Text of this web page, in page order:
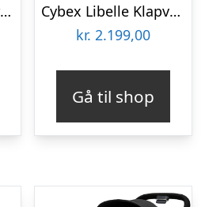
Bebeconfort Zephir Rejseklapvogn – Minerel Green
Cybex Libelle Klapvogn – Magic Black
kr. 2.199,00
Gå til shop